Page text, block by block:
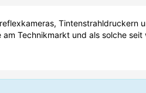
Tintenstrahldruckern
Technikmarkt und als solche seit